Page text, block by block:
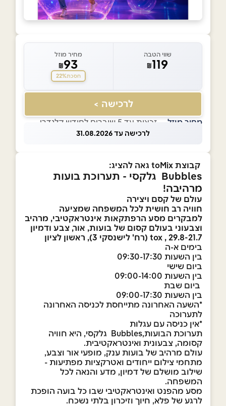
שווי הטבה
₪119
מחיר מוזל
₪93
חסכת22%
לרכישה >
מחיר מוזל — זכאות עד 5 שוברים לחודש קלנדרי
לרכישה עד 31.08.2026
קבוצת toMix גאה להציג:
Bubbles גלקסי - תערוכת בועות
מרהיבה!
עולם של קסם ויצירה
חוויה רב חושית לכל המשפחה שמציעה
למבקרים מסע הרפתקאות אינטראקטיבי, מרהיב
וצבעוני בעולם קסום של בועות, אור, צבע ודמיון
29.8-21.7 , tox (רח' לישנסקי 3), ראשון לציון
בימים א-ה
בין השעות 09:30-17:30
ביום שישי
בין השעות 09:00-14:00
ביום שבת
בין השעות 09:00-17:30
*השעה האחרונה מתייחסת לכניסה האחרונה
לתערוכה
*אין כניסה עם עגלות
תערוכת הבועות,Bubbles גלקסי, היא חוויה
קסומה, צבעונית ואינטראקטיבית.
עולם מרהיב של בועות ענק, מופעי אור וצבע,
מתחמי צילום ייחודים ואטרקציות מפתיעות -
שילוב מושלם של דמיון, מדע והנאה לכל
המשפחה.
מסע מהפנט ואינטראקטיבי שבו כל בועה הופכת
לרגע של פלא, חיוך וזיכרון בלתי נשכח.